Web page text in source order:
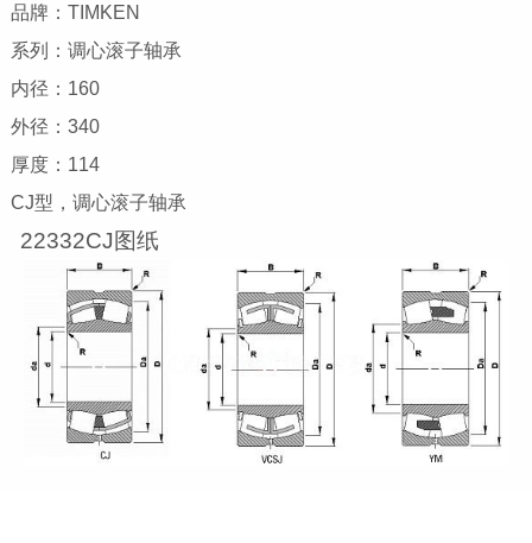
品牌：TIMKEN
系列：调心滚子轴承
内径：160
外径：340
厚度：114
CJ型，调心滚子轴承
22332CJ图纸